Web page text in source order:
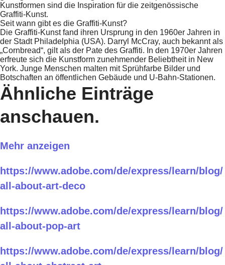
Kunstformen sind die Inspiration für die zeitgenössische
Graffiti-Kunst.
Seit wann gibt es die Graffiti-Kunst?
Die Graffiti-Kunst fand ihren Ursprung in den 1960er Jahren in
der Stadt Philadelphia (USA). Darryl McCray, auch bekannt als
„Cornbread“, gilt als der Pate des Graffiti. In den 1970er Jahren
erfreute sich die Kunstform zunehmender Beliebtheit in New
York. Junge Menschen malten mit Sprühfarbe Bilder und
Botschaften an öffentlichen Gebäude und U-Bahn-Stationen.
Ähnliche Einträge
anschauen.
Mehr anzeigen
https://www.adobe.com/de/express/learn/blog/
all-about-art-deco
https://www.adobe.com/de/express/learn/blog/
all-about-pop-art
https://www.adobe.com/de/express/learn/blog/